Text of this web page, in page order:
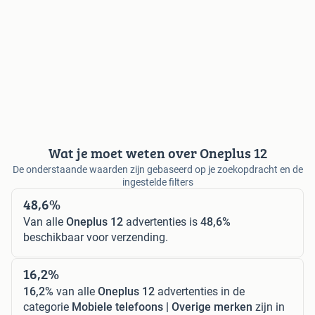
Wat je moet weten over Oneplus 12
De onderstaande waarden zijn gebaseerd op je zoekopdracht en de
ingestelde filters
48,6%
Van alle Oneplus 12 advertenties is 48,6%
beschikbaar voor verzending.
16,2%
16,2% van alle Oneplus 12 advertenties in de
categorie Mobiele telefoons | Overige merken zijn in